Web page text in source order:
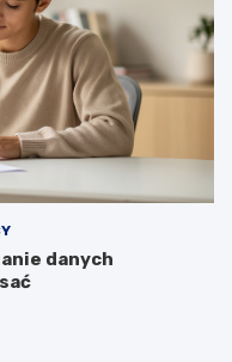
danych